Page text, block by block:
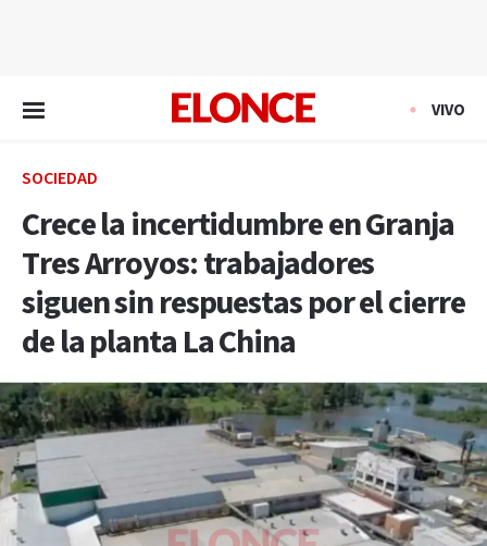
VIVO
SOCIEDAD
Crece la incertidumbre en Granja
Tres Arroyos: trabajadores
siguen sin respuestas por el cierre
de la planta La China